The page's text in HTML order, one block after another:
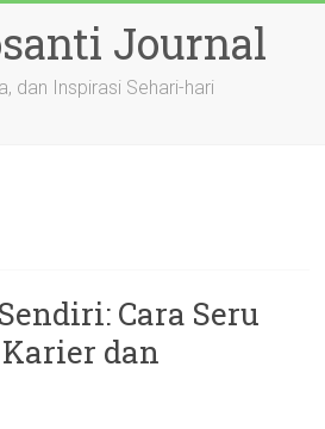
Journal
dan Inspirasi Sehari-hari
Cara Seru
dan